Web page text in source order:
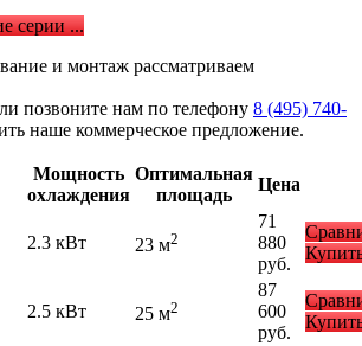
серии ...
и монтаж рассматриваем
позвоните нам по телефону 8 (495) 740-
наше коммерческое предложение.
Мощность
охлаждения
Оптимальная
площадь
Цена
2.3 кВт 23 м2
71
880
руб.
2.5 кВт 25 м2
87
600
руб.